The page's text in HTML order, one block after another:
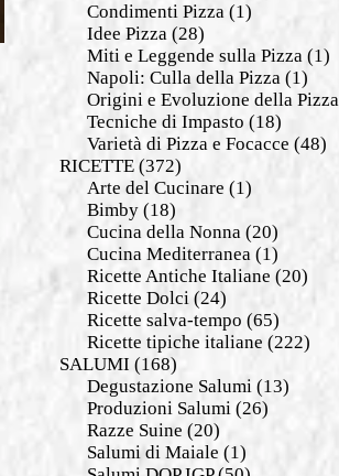
Condimenti Pizza (1)
Idee Pizza (28)
Miti e Leggende sulla Pizza (1)
Napoli: Culla della Pizza (1)
Origini e Evoluzione della Pizza
Tecniche di Impasto (18)
Varietà di Pizza e Focacce (48)
RICETTE(372)
Arte del Cucinare (1)
Bimby(18)
Cucina della Nonna (20)
Cucina Mediterranea (1)
Ricette Antiche Italiane (20)
Ricette Dolci (24)
Ricette salva-tempo (65)
Ricette tipiche italiane (222)
SALUMI (168)
Degustazione Salumi (13)
Produzioni Salumi (26)
Razze Suine (20)
Salumi di Maiale (1)